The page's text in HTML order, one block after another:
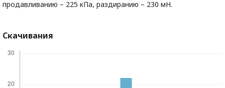
продавливанию – 225 кПа, раздиранию – 230 мН.
Скачивания